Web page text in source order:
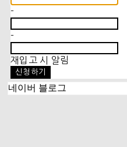
-
-
재입고 시 알림
신청하기
네이버 블로그